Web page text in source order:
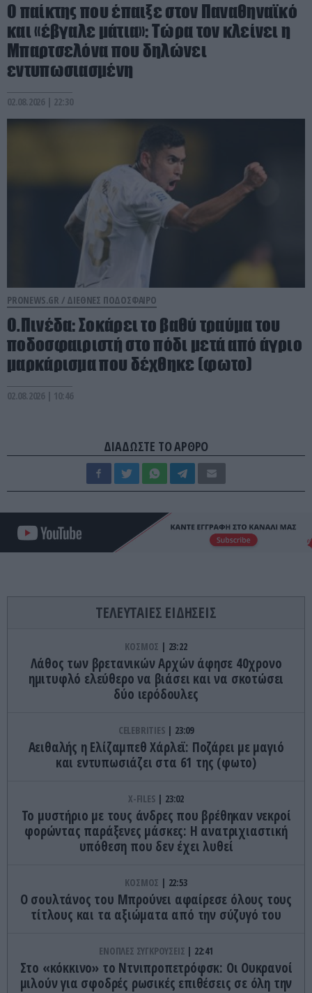
Ο παίκτης που έπαιξε στον Παναθηναϊκό
και «έβγαλε μάτια»: Τώρα τον κλείνει η
Μπαρτσελόνα που δηλώνει
εντυπωσιασμένη
02.08.2026 | 22:30
PRONEWS.GR / ΔΙΕΘΝΕΣ ΠΟΔΟΣΦΑΙΡΟ
Ο.Πινέδα: Σοκάρει το βαθύ τραύμα του
ποδοσφαιριστή στο πόδι μετά από άγριο
μαρκάρισμα που δέχθηκε (φωτο)
02.08.2026 | 10:46
ΔΙΑΔΩΣΤΕ ΤΟ ΑΡΘΡΟ
ΤΕΛΕΥΤΑΙΕΣ ΕΙΔΗΣΕΙΣ
ΚΟΣΜΟΣ 23:22
Λάθος των βρετανικών Αρχών άφησε 40χρονο
ημιτυφλό ελεύθερο να βιάσει και να σκοτώσει
δύο ιερόδουλες
CELEBRITIES 23:09
Αειθαλής η Ελίζαμπεθ Χάρλεϊ: Ποζάρει με μαγιό
και εντυπωσιάζει στα 61 της (φωτο)
X-FILES 23:02
Το μυστήριο με τους άνδρες που βρέθηκαν νεκροί
φορώντας παράξενες μάσκες: Η ανατριχιαστική
υπόθεση που δεν έχει λυθεί
ΚΟΣΜΟΣ 22:53
Ο σουλτάνος του Μπρούνει αφαίρεσε όλους τους
τίτλους και τα αξιώματα από την σύζυγό του
ΕΝΟΠΛΕΣ ΣΥΓΚΡΟΥΣΕΙΣ 22:41
Στο «κόκκινο» το Ντνιπροπετρόφσκ: Οι Ουκρανοί
μιλούν για σφοδρές ρωσικές επιθέσεις σε όλη την